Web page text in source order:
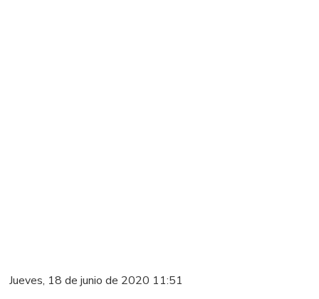
Jueves, 18 de junio de 2020 11:51